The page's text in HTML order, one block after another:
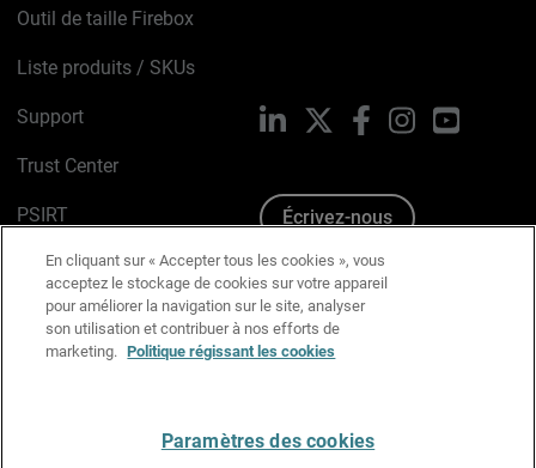
Outil de taille Firebox
Liste produits / SKUs
Support
Trust Center
PSIRT
Avis sur les cookies
Politique de confidentialité
Charte Graphique
LinkedIn FacebookInstagramYouTube
Écrivez-nous
En cliquant sur « Accepter tous les cookies », vous
acceptez le stockage de cookies sur votre appareil
pour améliorer la navigation sur le site, analyser
son utilisation et contribuer à nos efforts de
marketing. Politique régissant les cookies
Paramètres des cookies